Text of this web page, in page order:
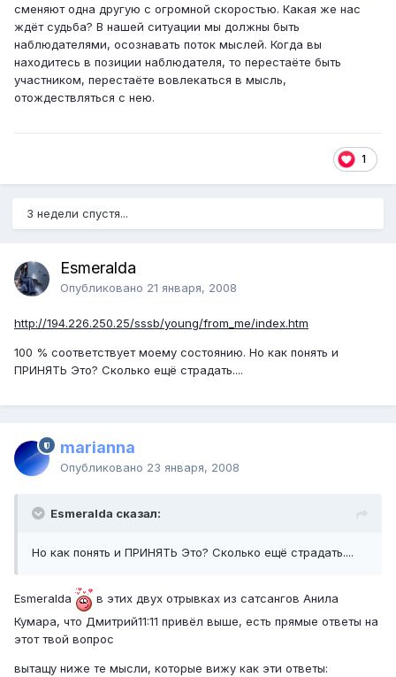
сменяют одна другую с огромной скоростью. Какая же нас
ждёт судьба? В нашей ситуации мы должны быть
наблюдателями, осознавать поток мыслей. Когда вы
находитесь в позиции наблюдателя, то перестаёте быть
участником, перестаёте вовлекаться в мысль,
отождествляться с нею.
1
3 недели спустя...
Esmeralda
Опубликовано 21 января, 2008
http://194.226.250.25/sssb/young/from_me/index.htm
100 % соответствует моему состоянию. Но как понять и
ПРИНЯТЬ Это? Сколько ещё страдать....
marianna
Опубликовано 23 января, 2008
Esmeralda сказал:
Но как понять и ПРИНЯТЬ Это? Сколько ещё страдать....
Esmeralda
в этих двух отрывках из сатсангов Анила
Кумара, что Дмитрий11:11 привёл выше, есть прямые ответы на
этот твой вопрос
вытащу ниже те мысли, которые вижу как эти ответы: